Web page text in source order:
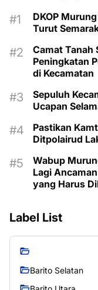
DKOP
Turut
Camat Tanah
Peningkatan
di Kecamatan
Sepuluh
Ucapan
Pastikan
Ditpolairud
Wabup
Lagi
yang Harus
Label List
Barito Selatan